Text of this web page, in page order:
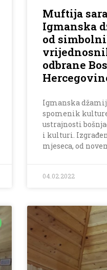
Muftija
Igmanska
od
odbrane
Igmanska
spomenik
ustrajnosti
i kulturi.
mjeseca, od
04.02.2022